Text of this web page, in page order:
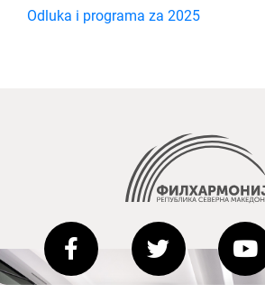
Odluka i programa za 2025